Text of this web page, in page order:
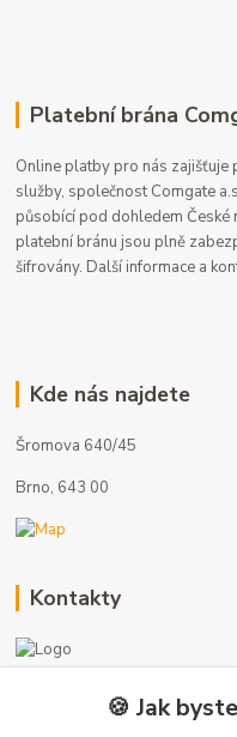
Platební brána
Online platby pro nás
služby, společnost Comgate
působící pod dohledem České
platební bránu jsou plně
šifrovány. Další informace a
Kde nás najdete
Šromova 640/45
Brno, 643 00
Kontakty
+420 775
🍪 Jak